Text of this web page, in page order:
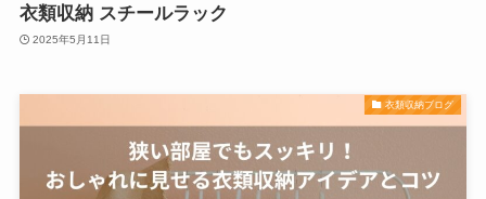
衣類収納 スチールラック
2025年5月11日
衣類収納ブログ